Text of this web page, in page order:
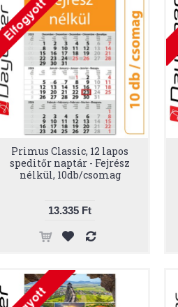
Primus Classic, 12 lapos
speditőr naptár - Fejrész
nélkül, 10db/csomag
13.335 Ft